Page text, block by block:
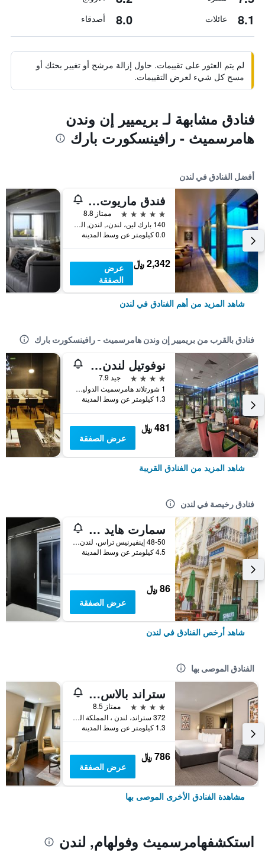
8.1 عائلات 8.0 أصدقاء
لم يتم العثور على تقييمات. حاول إزالة مرشح أو تغيير بحثك أو
مسح كل شيء لعرض التقييمات.
فنادق مشابهة لـ بريميير إن وندن
هامرسميث - رافينسكورت بارك
أفضل الفنادق في لندن
فندق ماريوت لندن بارك لاين
5 نجوم
ممتاز 8.8
140 بارك لين، لندن،, لندن, المملكة المتحدة
0.0 كيلومتر عن وسط المدينة
2,342 ﷼
عرض
الصفقة
شاهد المزيد من أهم الفنادق في لندن
فنادق بالقرب من بريميير إن وندن هامرسميث - رافينسكورت بارك
نوفوتيل لندن ويست
4 نجوم
جيد 7.9
1 شورتلاند هامرسميث الدولية Ctre، هامرسميث، لندن، المملكة المتحدة, لندن, المملكة المتحدة
1.3 كيلومتر عن وسط المدينة
481 ﷼
عرض الصفقة
شاهد المزيد من الفنادق القريبة
فنادق رخيصة في لندن
سمارت هايد بارك إن هوستل
48-50 إينفيرنيس تراس، لندن ، المملكة المتحدة, لندن, المملكة المتحدة
4.5 كيلومتر عن وسط المدينة
86 ﷼
عرض الصفقة
شاهد أرخص الفنادق في لندن
الفنادق الموصى بها
ستراند بالاس هوتل
4 نجوم
ممتاز 8.5
372 ستراند، لندن ، المملكة المتحدة, لندن, المملكة المتحدة
1.3 كيلومتر عن وسط المدينة
786 ﷼
عرض الصفقة
مشاهدة الفنادق الأخرى الموصى بها
استكشفهامرسميث وفولهام, لندن